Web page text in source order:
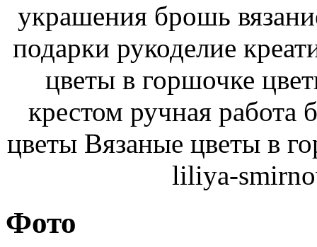
украшения брошь
подарки рукоделие
цветы в горшочке
крестом ручная работа
цветы Вязаные цветы в
liliya-
Фото